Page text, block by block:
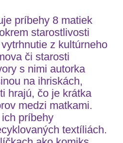
príbehy 8 matiek
starostlivosti
z kultúrneho
či starosti
s nimi autorka
na ihriskách,
hrajú, čo je krátka
medzi matkami.
príbehy
textíliách.